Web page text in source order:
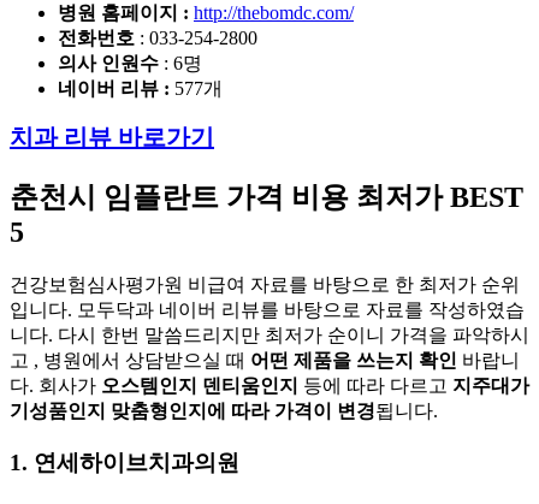
병원 홈페이지 : http://thebomdc.com/
전화번호 : 033-254-2800
의사 인원수 : 6명
네이버 리뷰 : 577개
치과 리뷰 바로가기
춘천시
임플란트 가격 비용 최저가 BEST
5
건강보험심사평가원 비급여 자료를 바탕으로 한 최저가 순위
입니다. 모두닥과 네이버 리뷰를 바탕으로 자료를 작성하였습
니다. 다시 한번 말씀드리지만 최저가 순이니 가격을 파악하시
고 , 병원에서 상담받으실 때 어떤 제품을 쓰는지 확인 바랍니
다. 회사가 오스템인지 덴티움인지 등에 따라 다르고 지주대가
기성품인지 맞춤형인지에 따라 가격이 변경됩니다.
1. 연세하이브치과의원